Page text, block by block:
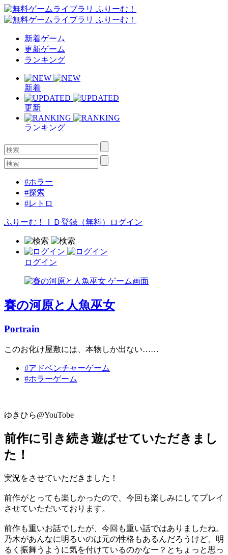
新着ゲーム
更新ゲーム
ランキング
新着
更新
ランキング
#ホラー
#探索
#レトロ
ふりーむ！ＩＤ登録（無料） ログイン
ログイン
賽の河原と人魚巫女
Portrain
このお化け屋敷には、本物しか出ない……
#アドベンチャーゲーム
#ホラーゲーム
ゆきひら@YouTobe
前作に引き続き遊ばせていただきまし
た！
実況をさせていただきました！
前作がとっても楽しかったので、今回も楽しみにしてプレイ
させていただいております。
前作も重いお話でしたが、今回も重い話ではありましたね。
乃木があんなに明るいのは元の性格もあるんだろうけど、明
るく振舞うように気を付けているのかなー？とちょっと思っ